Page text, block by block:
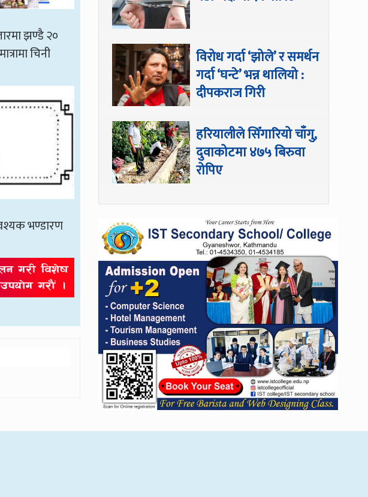
झण्डै २०
चिनी
भण्डारण
विरोध गर्दा ‘झोले’ र समर्थन
गर्दा ‘घन्टे’ भन्न थालियो :
दीपकराज गिरी
हरियालीले सिँगारियो चाँगु,
दुवाकोटमा ४७५ बिरुवा
रोपिए